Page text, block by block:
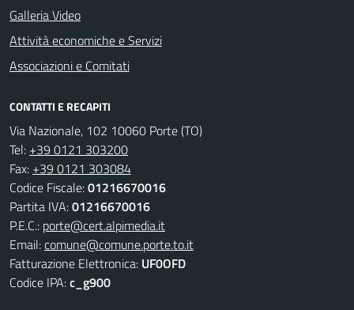
Galleria Video
Attività economiche e Servizi
Associazioni e Comitati
CONTATTI E RECAPITI
Via Nazionale, 102 10060 Porte (TO)
Tel: +39 0121 303200
Fax: +39 0121 303084
Codice Fiscale:01216670016
Partita IVA:01216670016
P.E.C.: porte@cert.alpimedia.it
Email:comune@comune.porte.to.it
Fatturazione Elettronica: UF0OFD
Codice IPA:c_g900